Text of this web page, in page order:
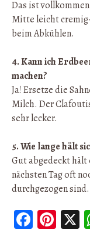
Das ist
Mitte leicht
beim Abkühlen.
4. Kann ich
machen?
Ja! Ersetze die
Milch. Der
sehr lecker.
5. Wie lange hält
Gut abgedeckt hält
nächsten Tag oft
durchgezogen sind.
Fa Pi